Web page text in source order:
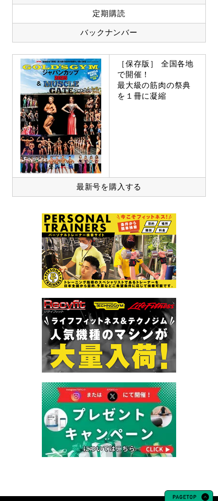
定期購読
バックナンバー
［保存版］ 全国各地
で開催！
最大級の筋肉の祭典
を１冊に凝縮
最新号を購入する